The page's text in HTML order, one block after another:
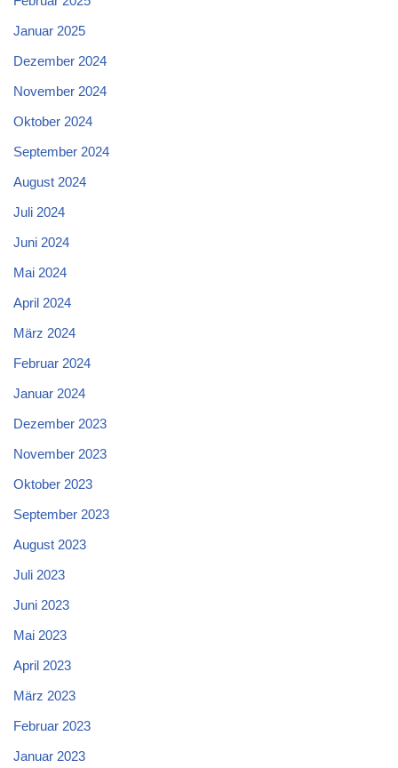
Januar 2025
Dezember 2024
November 2024
Oktober 2024
September 2024
August 2024
Juli 2024
Juni 2024
Mai 2024
April 2024
März 2024
Februar 2024
Januar 2024
Dezember 2023
November 2023
Oktober 2023
September 2023
August 2023
Juli 2023
Juni 2023
Mai 2023
April 2023
März 2023
Februar 2023
Januar 2023